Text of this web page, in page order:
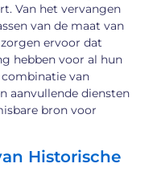
Van het vervangen
van de maat van
ervoor dat
hebben voor al hun
van
aanvullende diensten
bron voor
Historische